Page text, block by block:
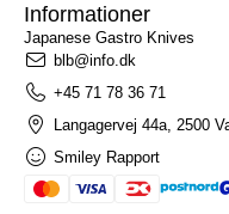
Informationer
Japanese Gastro Knives
blb@info.dk
+45 71 78 36 71
Langagervej 44a, 2500
Smiley Rapport